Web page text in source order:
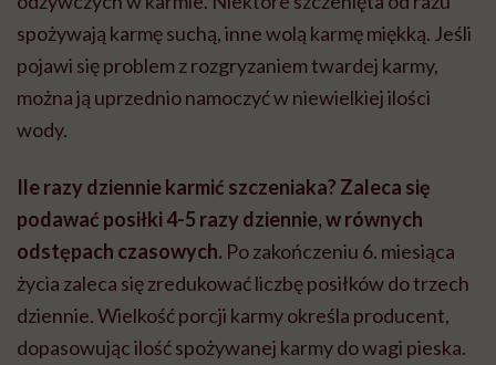
spożywają karmę suchą, inne wolą karmę miękką. Jeśli
pojawi się problem z rozgryzaniem twardej karmy,
można ją uprzednio namoczyć w niewielkiej ilości
wody.
Ile razy dziennie karmić szczeniaka? Zaleca się
podawać posiłki 4-5 razy dziennie, w równych
odstępach czasowych. Po zakończeniu 6. miesiąca
życia zaleca się zredukować liczbę posiłków do trzech
dziennie. Wielkość porcji karmy określa producent,
dopasowując ilość spożywanej karmy do wagi pieska.